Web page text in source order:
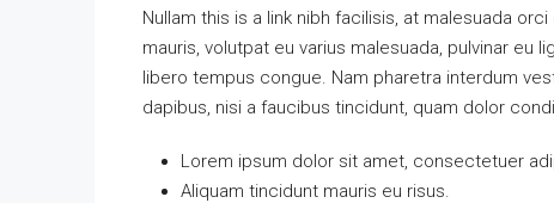
Nullam this is a link nibh facilisis, at malesuada
mauris, volutpat eu varius malesuada, pulvinar eu
libero tempus congue. Nam pharetra interdum
dapibus, nisi a faucibus tincidunt, quam dolor
Lorem ipsum dolor sit amet, consectetuer
Aliquam tincidunt mauris eu risus.